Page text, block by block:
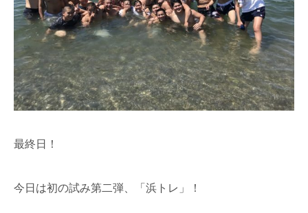
最終日！
今日は初の試み第二弾、「浜トレ」！